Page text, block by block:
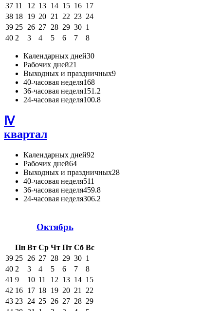
37 11 12 13 14 15 16 17
38 18 19 20 21 22 23 24
39 25 26 27 28 29 30 1
40 2 3 4 5 6 7 8
Календарных дней30
Рабочих дней21
Выходных и праздничных9
40-часовая неделя168
36-часовая неделя151.2
24-часовая неделя100.8
Ⅳ
квартал
Календарных дней92
Рабочих дней64
Выходных и праздничных28
40-часовая неделя511
36-часовая неделя459.8
24-часовая неделя306.2
Октябрь
Пн Вт Ср Чт Пт Сб Вс
39 25 26 27 28 29 30 1
40 2 3 4 5 6 7
8
41 9 10 11 12 13 14 15
42 16 17 18 19 20 21
22
43 23 24 25 26 27 28 29